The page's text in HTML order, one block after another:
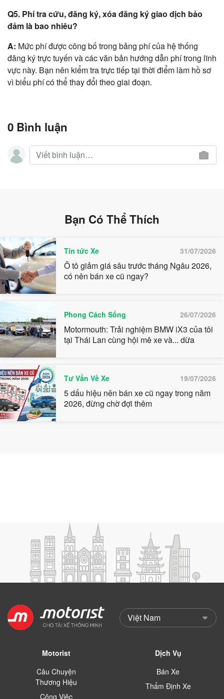
Q5. Phí tra cứu, đăng ký, xóa đăng ký giao dịch bảo
đảm là bao nhiêu?
A: Mức phí được công bố trong bảng phí của hệ thống
đăng ký trực tuyến và các văn bản hướng dẫn phí trong lĩnh
vực này. Bạn nên kiểm tra trực tiếp tại thời điểm làm hồ sơ
vì biểu phí có thể thay đổi theo giai đoạn.
0 Bình luận
Bạn Có Thể Thích
Tin tức Xe 31/07/2026
Ô tô giảm giá sâu trước tháng Ngâu 2026,
có nên bán xe cũ ngay?
Phong Cách Sống 26/07/2026
Motormouth: Trải nghiệm BMW iX3 của tôi
tại Thái Lan cùng hội mê xe và... dừa
Tư Vấn Về Xe 19/07/2026
5 dấu hiệu nên bán xe cũ ngay trong năm
2026, đừng chờ đợi thêm
Motorist
Câu Chuyện
Thương Hiệu
Công Việc
Dịch Vụ
Bán Xe
Thẩm Định Xe